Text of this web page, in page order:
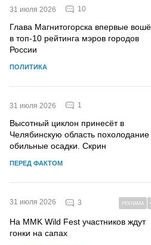
31 июля 2026 10
Глава Магнитогорска впервые
в топ-10 рейтинга мэров городов
России
ПОЛИТИКА
31 июля 2026 1
Высотный циклон принесёт в
Челябинскую область похолодание
обильные осадки. Скрин
ПЕРЕД ФАКТОМ
31 июля 2026 3 РЕКЛАМА
На MMK Wild Fest участников ждут
гонки на сапах